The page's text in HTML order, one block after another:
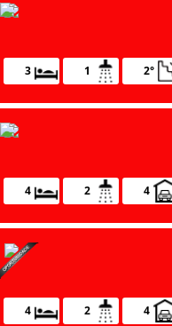
3 1 2°
4 2 4
4 2 4